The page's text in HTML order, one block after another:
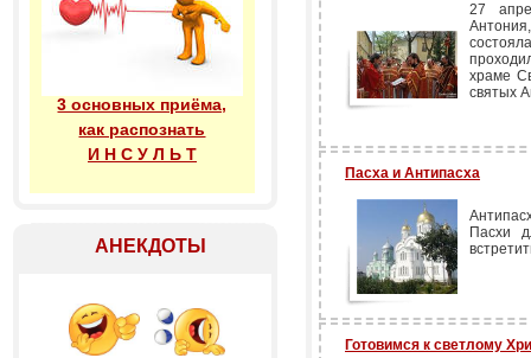
3 основных приёма,
как распознать
И Н С У Л Ь Т
АНЕКДОТЫ
27
храме
святых
Пасха и Антипасха
Пасхи
Готовимся к светлому